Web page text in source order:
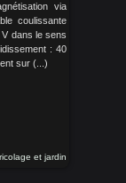
via
coulissante
dans le sens
: 40
sur (...)
et jardin